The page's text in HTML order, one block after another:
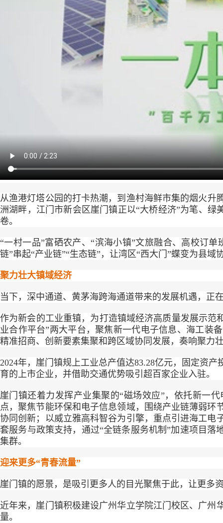
从渔港灯塔公园的打卡热潮，到渔村海鲜市集的烟火
洲湖畔，江门市新会区崖门镇正以“大桥经济”为笔、
卷。
“一村一品”富硒农产、“滨海小镇”文旅融合、高校订
链”串起“产业链”“生态链”，让湾区“西大门”蝶变为县
聚力壮大镇域经济
当下，深中通道、黄茅海跨海通道带来的发展机遇，正
作为新会的工业重镇，为打造镇域经济高质量发展示范
业合作平台”两大平台，聚焦新一代电子信息、海工装
精准招商、创新要素集聚和跨区域协同发展，奏响聚力
2024年，崖门镇规上工业总产值达83.28亿元，固定资
育的上市企业，并借助交通优势吸引超百家企业入驻。
崖门镇还着力发挥产业集聚的“磁场效应”，依托新一
点，聚焦节能环保和电子信息领域，围绕产业链薄弱
协同创新；以威立雅高科智谷为引擎，重点引进海工
套服务与政策支持，通过“全链条服务机制”加速项目
集群。
迎来更多“青春流量”
崖门镇的愿景，是吸引更多人的目光聚焦于此，让更多
近年来，崖门镇积极建设广州华立学院江门校区、广
量。